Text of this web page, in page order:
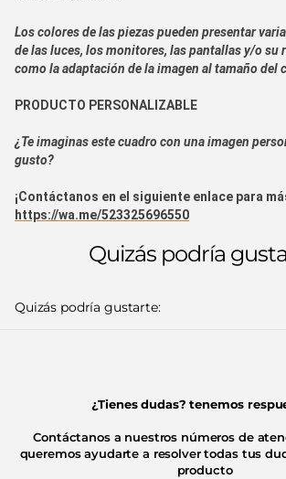
Los colores de las piezas pueden presentar
de las luces, los monitores, las pantallas y/o su
como la adaptación de la imagen al tamaño del
PRODUCTO PERSONALIZABLE
¿Te imaginas este cuadro con una imagen
gusto?
¡Contáctanos en el siguiente enlace para
https://wa.me/523325696550
Quizás podría
Quizás podría gustarte:
¿Tienes dudas? tenemos
Contáctanos a nuestros números de
queremos ayudarte a resolver todas tus
producto